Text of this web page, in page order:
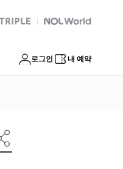
트리플 Global Interpark
로그인 내 예약